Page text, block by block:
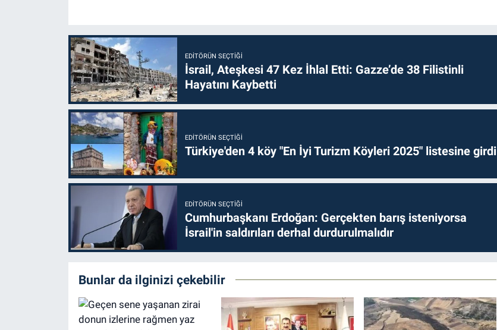
EDITÖRÜN SEÇTIĞI
İsrail, Ateşkesi 47 Kez İhlal Etti: Gazze’de 38 Filistinli
Hayatını Kaybetti
EDITÖRÜN SEÇTIĞI
Türkiye'den 4 köy "En İyi Turizm Köyleri 2025" listesine girdi
EDITÖRÜN SEÇTIĞI
Cumhurbaşkanı Erdoğan: Gerçekten barış isteniyorsa
İsrail'in saldırıları derhal durdurulmalıdır
Bunlar da ilginizi çekebilir